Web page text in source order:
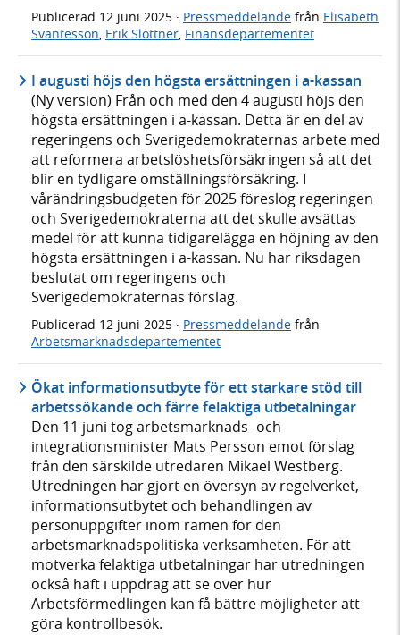
Publicerad 12 juni 2025 · Pressmeddelande från Elisabeth
Svantesson, Erik Slottner, Finansdepartementet
I augusti höjs den högsta ersättningen i a-kassan
(Ny version) Från och med den 4 augusti höjs den
högsta ersättningen i a-kassan. Detta är en del av
regeringens och Sverigedemokraternas arbete med
att reformera arbetslöshetsförsäkringen så att det
blir en tydligare omställningsförsäkring. I
vårändringsbudgeten för 2025 föreslog regeringen
och Sverigedemokraterna att det skulle avsättas
medel för att kunna tidigarelägga en höjning av den
högsta ersättningen i a-kassan. Nu har riksdagen
beslutat om regeringens och
Sverigedemokraternas förslag.
Publicerad 12 juni 2025 · Pressmeddelande från
Arbetsmarknadsdepartementet
Ökat informationsutbyte för ett starkare stöd till
arbetssökande och färre felaktiga utbetalningar
Den 11 juni tog arbetsmarknads- och
integrationsminister Mats Persson emot förslag
från den särskilde utredaren Mikael Westberg.
Utredningen har gjort en översyn av regelverket,
informationsutbytet och behandlingen av
personuppgifter inom ramen för den
arbetsmarknadspolitiska verksamheten. För att
motverka felaktiga utbetalningar har utredningen
också haft i uppdrag att se över hur
Arbetsförmedlingen kan få bättre möjligheter att
göra kontrollbesök.